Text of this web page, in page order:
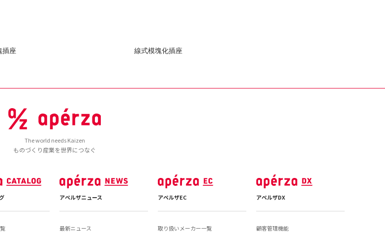
插座
線式模塊化插座
The world needs Kaizen
ものづくり産業を世界につなぐ
アペルザニュース
最新ニュース
アペルザEC
取り扱いメーカー一覧
アペルザDX
顧客管理機能